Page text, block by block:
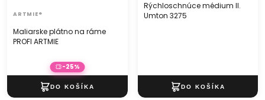
Maliarske plátno na ráme
PROFI ARTMIE
ARTMIE®
-25%
Rýchloschnúce médium II.
Umton 3275